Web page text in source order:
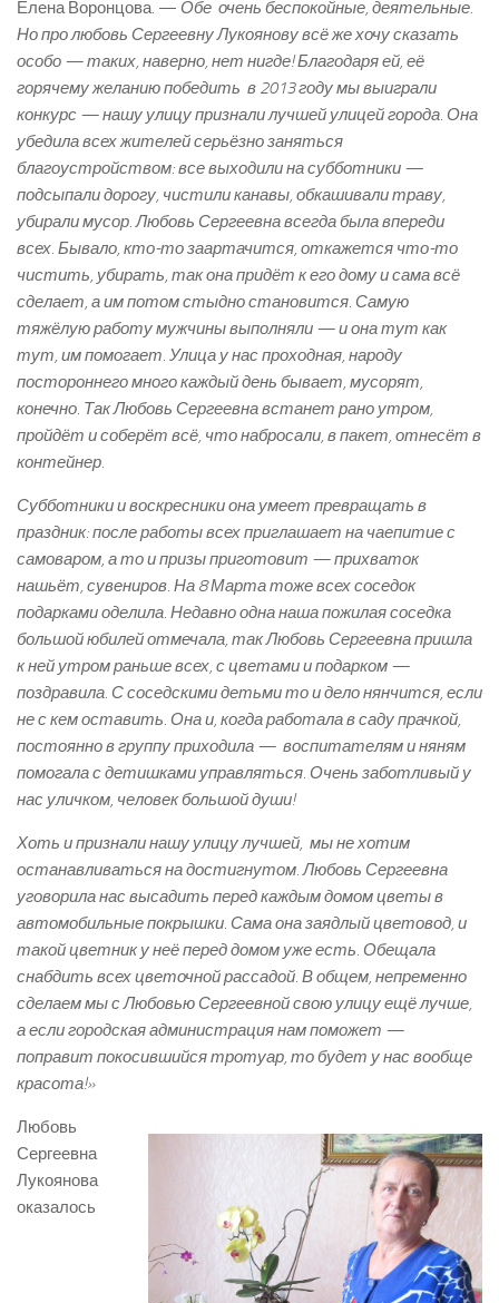
Елена Воронцова. — Обе очень беспокойные, деятельные.
Но про любовь Сергеевну Лукоянову всё же хочу сказать
особо — таких, наверно, нет нигде! Благодаря ей, её
горячему желанию победить в 2013 году мы выиграли
конкурс — нашу улицу признали лучшей улицей города. Она
убедила всех жителей серьёзно заняться
благоустройством: все выходили на субботники —
подсыпали дорогу, чистили канавы, обкашивали траву,
убирали мусор. Любовь Сергеевна всегда была впереди
всех. Бывало, кто-то заартачится, откажется что-то
чистить, убирать, так она придёт к его дому и сама всё
сделает, а им потом стыдно становится. Самую
тяжёлую работу мужчины выполняли — и она тут как
тут, им помогает. Улица у нас проходная, народу
постороннего много каждый день бывает, мусорят,
конечно. Так Любовь Сергеевна встанет рано утром,
пройдёт и соберёт всё, что набросали, в пакет, отнесёт в
контейнер.
Субботники и воскресники она умеет превращать в
праздник: после работы всех приглашает на чаепитие с
самоваром, а то и призы приготовит — прихваток
нашьёт, сувениров. На 8 Марта тоже всех соседок
подарками оделила. Недавно одна наша пожилая соседка
большой юбилей отмечала, так Любовь Сергеевна пришла
к ней утром раньше всех, с цветами и подарком —
поздравила. С соседскими детьми то и дело нянчится, если
не с кем оставить. Она и, когда работала в саду прачкой,
постоянно в группу приходила — воспитателям и няням
помогала с детишками управляться. Очень заботливый у
нас уличком, человек большой души!
Хоть и признали нашу улицу лучшей, мы не хотим
останавливаться на достигнутом. Любовь Сергеевна
уговорила нас высадить перед каждым домом цветы в
автомобильные покрышки. Сама она заядлый цветовод, и
такой цветник у неё перед домом уже есть. Обещала
снабдить всех цветочной рассадой. В общем, непременно
сделаем мы с Любовью Сергеевной свою улицу ещё лучше,
а если городская администрация нам поможет —
поправит покосившийся тротуар, то будет у нас вообще
красота!»
Любовь
Сергеевна
Лукоянова
оказалось